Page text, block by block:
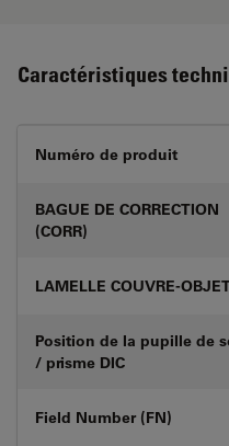
Caractéristiques
Numéro de produit
BAGUE DE CORRECTION
(CORR)
LAMELLE COUVRE-
Position de la pupille de
/ prisme DIC
Field Number (FN)